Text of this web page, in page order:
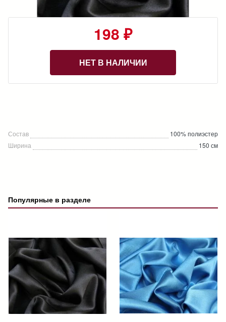
198 ₽
НЕТ В НАЛИЧИИ
Состав
100% полиэстер
Ширина
150 см
Популярные в разделе